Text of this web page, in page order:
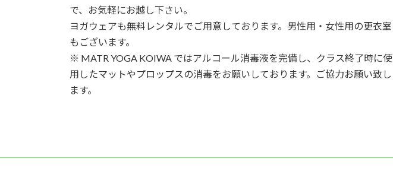
で、お気軽にお越し下さい。
ヨガウェアも無料レンタルでご用意しております。男性用・女性用の更衣室
もございます。
※ MATR YOGA KOIWA ではアルコール消毒液を完備し、クラス終了時に使
用したマットやプロップスの消毒をお願いしております。ご協力お願い致し
ます。